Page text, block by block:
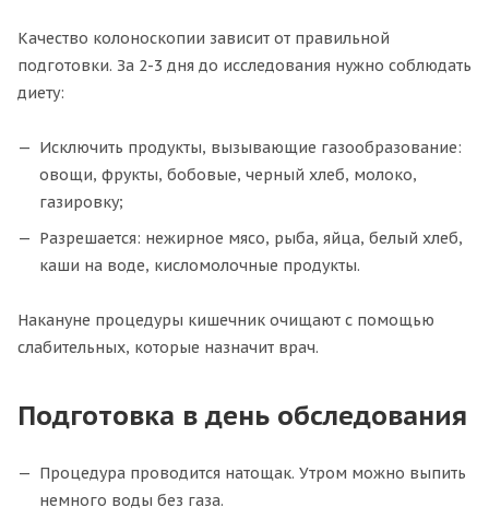
Качество колоноскопии зависит от правильной
подготовки. За 2-3 дня до исследования нужно соблюдать
диету:
Исключить продукты, вызывающие газообразование:
овощи, фрукты, бобовые, черный хлеб, молоко,
газировку;
Разрешается: нежирное мясо, рыба, яйца, белый хлеб,
каши на воде, кисломолочные продукты.
Накануне процедуры кишечник очищают с помощью
слабительных, которые назначит врач.
Подготовка в день обследования
Процедура проводится натощак. Утром можно выпить
немного воды без газа.